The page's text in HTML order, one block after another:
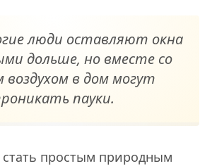
люди оставляют окна
дольше, но вместе со
воздухом в дом могут
пауки.
простым природным